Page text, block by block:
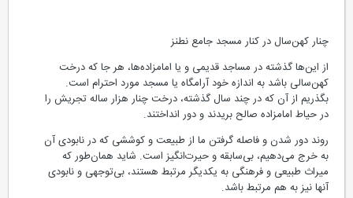
چنار کهن‌سال در کنار مسجد جامع نطنز
از این‌ها گذشته در مساجد قدیمی و یا امامزاده‌ها، هر جا که درخت
کهن‌سالی باشد به اندازه خود آرامگاه یا مسجد مورد احترام است.
بگذریم از آن که در چند سال گذشته، درخت چنار هزار ساله تجریش را
در حیاط امامزاده صالح بریدند و دور انداختند.
روند دور شدن و فاصله گرفتن ما از طبیعت و کوششی که در نابودی آن
به خرج می‌دهیم، بی‌سابقه و حیرت‌انگیز است. شاید همان‌طور که
میراث طبیعی و فرهنگی به یکدیگر مرتبط هستند، بی‌توجهی و نابودی
آنها نیز به هم مرتبط باشد.